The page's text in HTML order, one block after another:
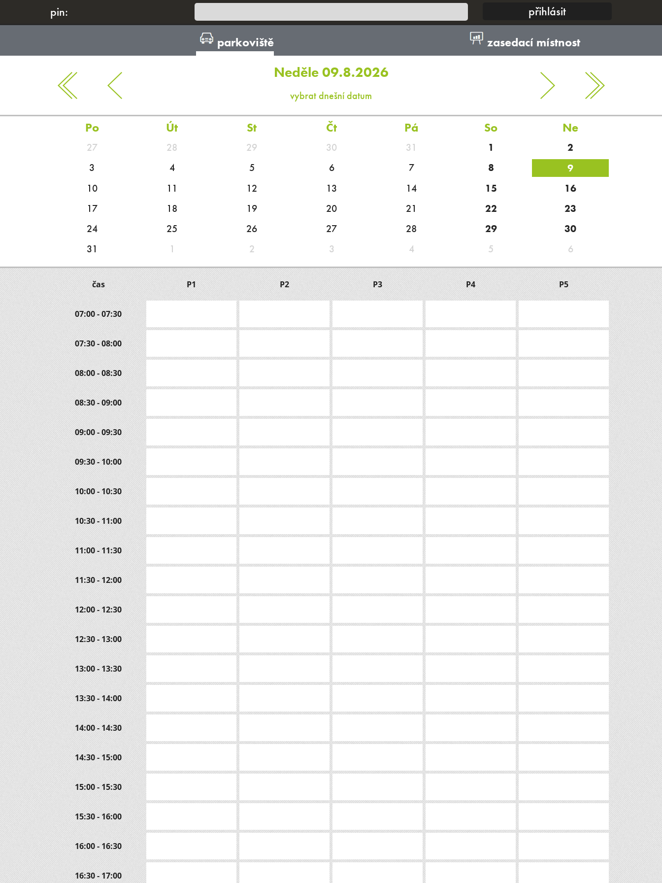
pin:
parkoviště
zasedací místnost
Neděle 09.8.2026
vybrat dnešní datum
Po Út St Čt Pá So Ne
27 28 29 30 31 1
2
3
4 5 6 7 8
9
10
11 12 13 14 15
16
17
18 19 20 21 22
23
24
25 26 27 28 29
30
31
1 2 3 4 5 6
čas P1 P2 P3 P4 P5
07:00 - 07:30
07:30 - 08:00
08:00 - 08:30
08:30 - 09:00
09:00 - 09:30
09:30 - 10:00
10:00 - 10:30
10:30 - 11:00
11:00 - 11:30
11:30 - 12:00
12:00 - 12:30
12:30 - 13:00
13:00 - 13:30
13:30 - 14:00
14:00 - 14:30
14:30 - 15:00
15:00 - 15:30
15:30 - 16:00
16:00 - 16:30
16:30 - 17:00